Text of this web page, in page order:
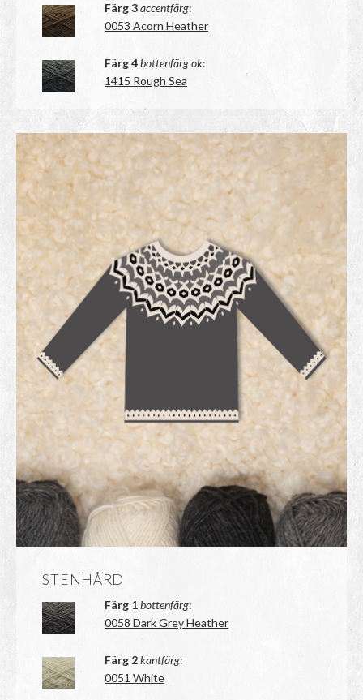
Färg 3accentfärg:
0053 Acorn Heather
Färg 4bottenfärg ok:
1415 Rough Sea
STENHÅRD
Färg 1bottenfärg:
0058 Dark Grey Heather
Färg 2kantfärg:
0051 White